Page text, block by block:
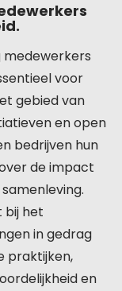
medewerkers
voor
gebied van
en open
bedrijven hun
de impact
bij het
in gedrag
praktijken,
en